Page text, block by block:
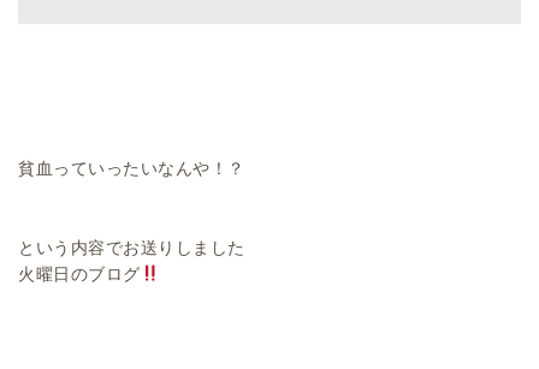
貧血っていったいなんや！？
という内容でお送りしました
火曜日のブログ